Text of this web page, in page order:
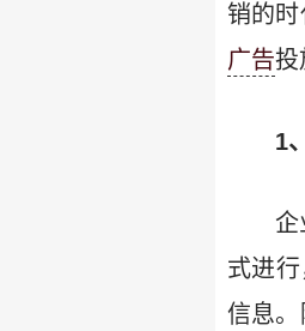
销的时
广告投
1
式进
信息。